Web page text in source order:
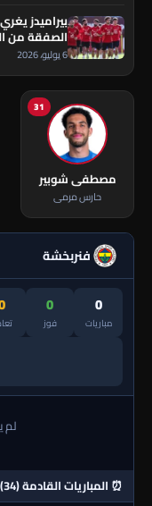
بيراميدز
الصفقة من
6 يوليو، 2026
31
مصطفى شوبير
حارس مرمى
فنربخشة
0
مباريات
0
فوز
لم
⏰ المباريات القادمة (34)